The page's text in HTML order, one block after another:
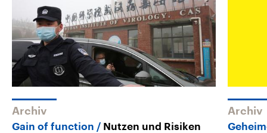
Archiv
Gain of function
Nutzen und Risiken
Archiv